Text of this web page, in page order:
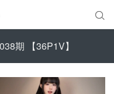

期 【36P1V】